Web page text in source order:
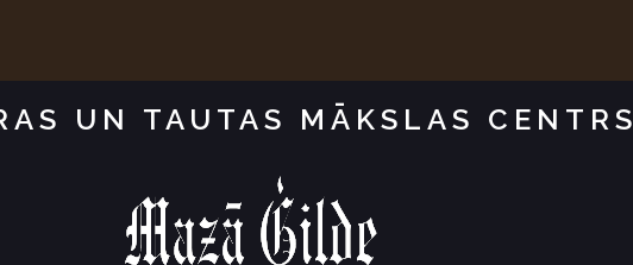
UN TAUTAS MĀKSLAS CENTRS